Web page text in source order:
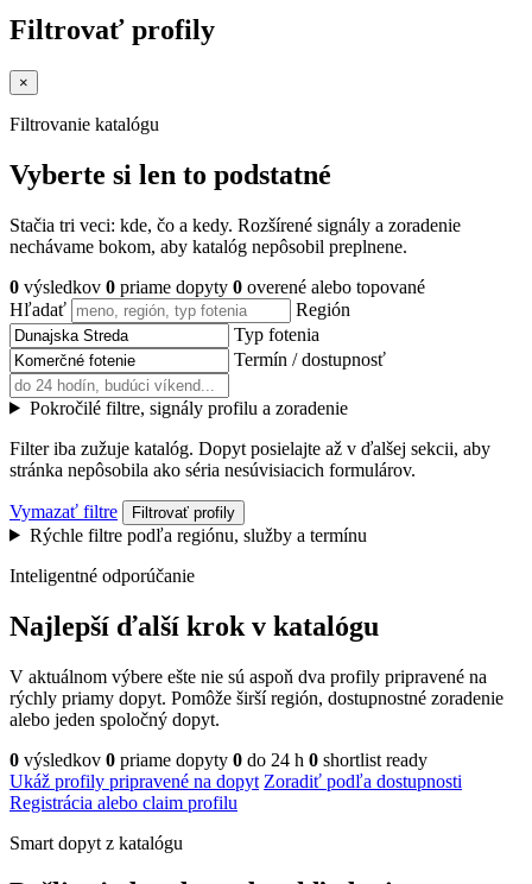
Filtrovať profily
×
Filtrovanie katalógu
Vyberte si len to podstatné
Stačia tri veci: kde, čo a kedy. Rozšírené signály a zoradenie
nechávame bokom, aby katalóg nepôsobil preplnene.
0 výsledkov 0 priame dopyty 0 overené alebo topované
Hľadať
Región
Typ fotenia
Termín / dostupnosť
Pokročilé filtre, signály profilu a zoradenie
Filter iba zužuje katalóg. Dopyt posielajte až v ďalšej sekcii, aby
stránka nepôsobila ako séria nesúvisiacich formulárov.
Vymazať filtre Filtrovať profily
Rýchle filtre podľa regiónu, služby a termínu
Inteligentné odporúčanie
Najlepší ďalší krok v katalógu
V aktuálnom výbere ešte nie sú aspoň dva profily pripravené na
rýchly priamy dopyt. Pomôže širší región, dostupnostné zoradenie
alebo jeden spoločný dopyt.
0 výsledkov 0 priame dopyty 0 do 24 h 0 shortlist ready
Ukáž profily pripravené na dopyt Zoradiť podľa dostupnosti
Registrácia alebo claim profilu
Smart dopyt z katalógu